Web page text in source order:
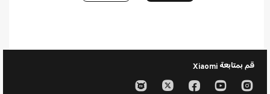
قم بمتابعة Xiaomi